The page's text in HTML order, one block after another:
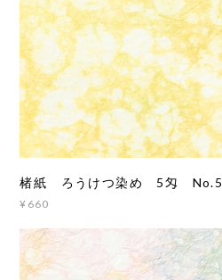
楮紙 ろうけつ染め 5匁 No.5
¥660